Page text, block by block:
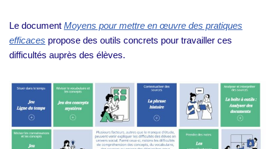
Le document Moyens pour mettre en œuvre des pratiques
efficaces propose des outils concrets pour travailler ces
difficultés auprès des élèves.